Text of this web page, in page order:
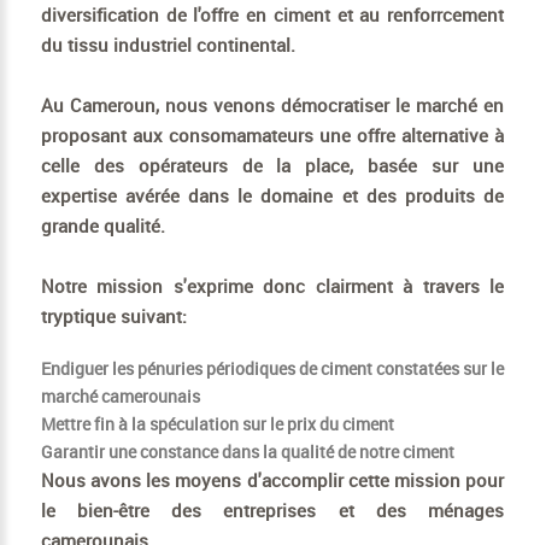
diversification de l'offre en ciment et au renforrcement
du tissu industriel continental.
Au Cameroun, nous venons démocratiser le marché en
proposant aux consomamateurs une offre alternative à
celle des opérateurs de la place, basée sur une
expertise avérée dans le domaine et des produits de
grande qualité.
Notre mission s'exprime donc clairment à travers le
tryptique suivant:
Endiguer les pénuries périodiques de ciment constatées sur le
marché camerounais
Mettre fin à la spéculation sur le prix du ciment
Garantir une constance dans la qualité de notre ciment
Nous avons les moyens d'accomplir cette mission pour
le bien-être des entreprises et des ménages
camerounais.